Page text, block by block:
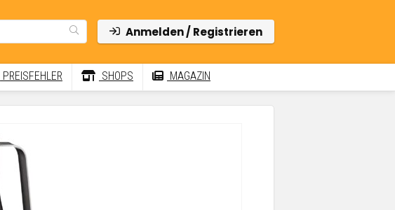
Anmelden / Registrieren
PREISFEHLER SHOPS MAGAZIN